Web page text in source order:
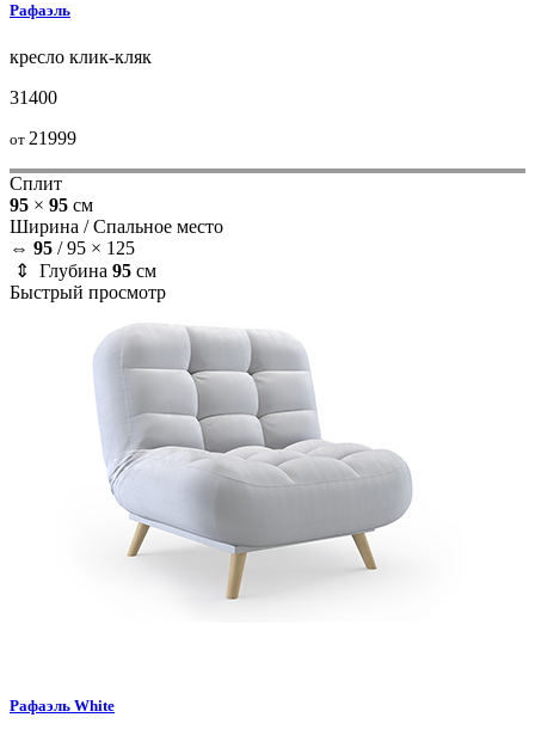
Рафаэль
кресло клик-кляк
31400
от 21999
Сплит
95 × 95 см
Ширина /Спальное место
⇔ 95 /95 × 125
⇕ Глубина 95 см
Быстрый просмотр
Рафаэль White